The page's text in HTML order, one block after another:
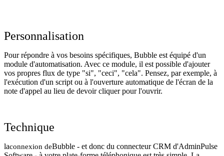
Personnalisation
Pour répondre à vos besoins spécifiques, Bubble est équipé d'un
module d'automatisation. Avec ce module, il est possible d'ajouter
vos propres flux de type "si", "ceci", "cela". Pensez, par exemple, à
l'exécution d'un script ou à l'ouverture automatique de l'écran de la
note d'appel au lieu de devoir cliquer pour l'ouvrir.
Technique
laconnexion deBubble - et donc du connecteur CRM d'AdminPulse